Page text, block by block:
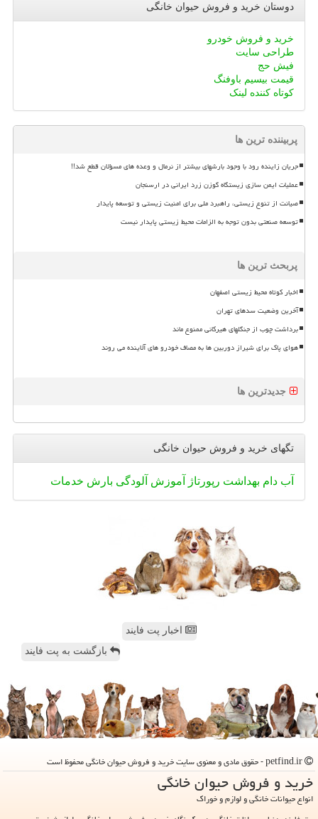
دوستان خرید و فروش حیوان خانگی
خرید و فروش خودرو
طراحی سایت
فیش حج
قیمت بیسیم باوفنگ
کوتاه کننده لینک
پربیننده ترین ها
جریان زاینده رود با وجود بارشهای بیشتر از نرمال و وعده های مسؤلان قطع شد!!
عملیات ایمن سازی زیستگاه گوزن زرد ایرانی در ارسنجان
صیانت از تنوع زیستی، راهبرد ملی برای امنیت زیستی و توسعه پایدار
توسعه صنعتی بدون توجه به الزامات محیط زیستی پایدار نیست
پربحث ترین ها
اخبار کوتاه محیط زیستی اصفهان
آخرین وضعیت سدهای تهران
برداشت چوب از جنگلهای هیرکانی ممنوع ماند
هوای پاک برای شیراز دوربین ها به مصاف خودرو های آلاینده می روند
جدیدترین ها
تگهای خرید و فروش حیوان خانگی
آب دام بهداشت رپورتاژ آموزش آلودگی بارش خدمات
اخبار پت فایند
بازگشت به پت فایند
خرید و فروش حیوان خانگی
انواع حیوانات خانگی و لوازم و خوراک